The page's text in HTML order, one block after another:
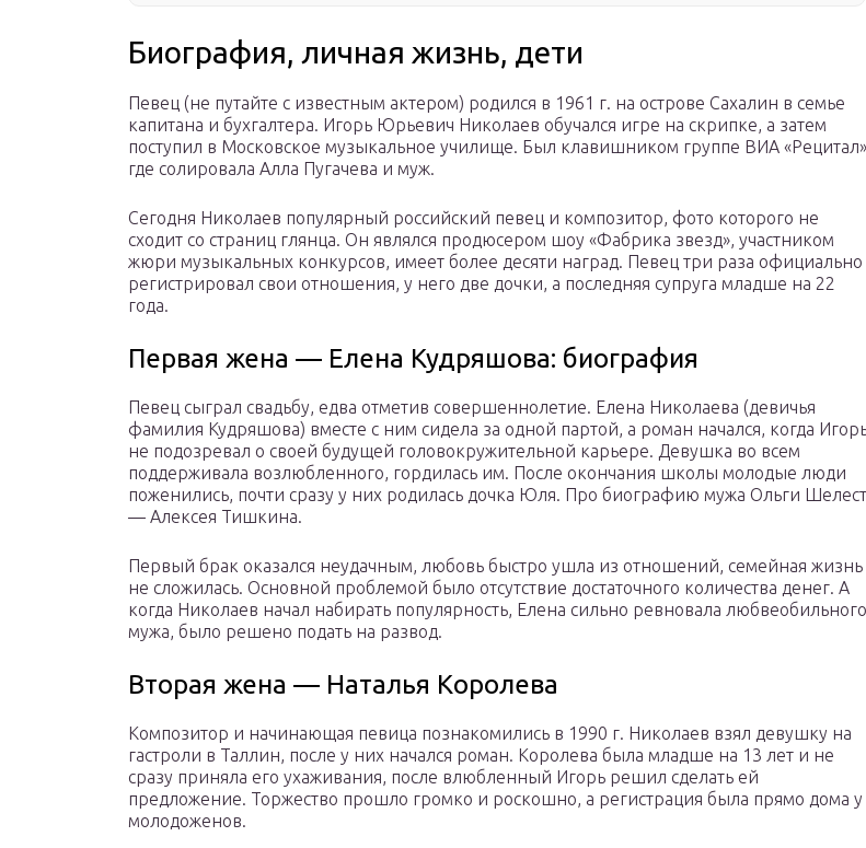
Биография, личная жизнь, дети
Певец (не путайте с известным актером) родился в 1961 г. на острове Сахалин в семье
капитана и бухгалтера. Игорь Юрьевич Николаев обучался игре на скрипке, а затем
поступил в Московское музыкальное училище. Был клавишником группе ВИА
где солировала Алла Пугачева и муж.
Сегодня Николаев популярный российский певец и композитор, фото которого не
сходит со страниц глянца. Он являлся продюсером шоу «Фабрика звезд», участником
жюри музыкальных конкурсов, имеет более десяти наград. Певец три раза официально
регистрировал свои отношения, у него две дочки, а последняя супруга младше на 22
года.
Первая жена — Елена Кудряшова: биография
Певец сыграл свадьбу, едва отметив совершеннолетие. Елена Николаева (девичья
фамилия Кудряшова) вместе с ним сидела за одной партой, а роман начался, когда
не подозревал о своей будущей головокружительной карьере. Девушка во всем
поддерживала возлюбленного, гордилась им. После окончания школы молодые люди
поженились, почти сразу у них родилась дочка Юля. Про биографию мужа Ольги Шелест
— Алексея Тишкина.
Первый брак оказался неудачным, любовь быстро ушла из отношений, семейная жизнь
не сложилась. Основной проблемой было отсутствие достаточного количества денег. А
когда Николаев начал набирать популярность, Елена сильно ревновала любвеобильного
мужа, было решено подать на развод.
Вторая жена — Наталья Королева
Композитор и начинающая певица познакомились в 1990 г. Николаев взял девушку на
гастроли в Таллин, после у них начался роман. Королева была младше на 13 лет и не
сразу приняла его ухаживания, после влюбленный Игорь решил сделать ей
предложение. Торжество прошло громко и роскошно, а регистрация была прямо дома у
молодоженов.